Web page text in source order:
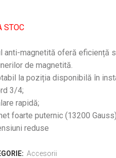
STOC
anti-magnetită oferă eficiență
de magnetită.
la poziția disponibilă în
3/4;
rapidă;
foarte puternic (13200
reduse
Accesorii